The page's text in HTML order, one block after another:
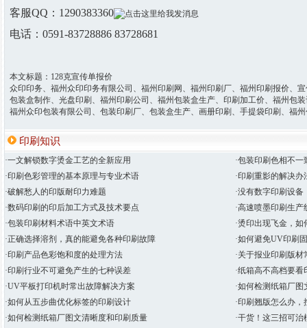
客服QQ：1290383360
电话：0591-83728886 83728681
本文标题：128克宣传单报价
众印印务、福州众印印务有限公司、福州印刷网、福州印刷厂、福州印刷报价、
包装盒制作、光盘印刷、福州印刷公司、福州包装盒生产、印刷加工价、福州包
福州众印包装有限公司、包装印刷厂、包装盒生产、画册印刷、手提袋印刷、福
印刷知识
·一文解锁数字烫金工艺的全新应用
·包装印刷色相不
·印刷色彩管理的基本原理与专业术语
·印刷重影的解决办
·破解愁人的印版耐印力难题
·没有数字印刷设
·数码印刷的印后加工方式及技术要点
·高速喷墨印刷生产
·包装印刷材料术语中英文术语
·烫印出现飞金，如
·正确选择溶剂，真的能避免各种印刷故障
·如何避免UV印刷
·印刷产品色彩饱和度的处理方法
·关于报业印刷版
·印刷行业不可避免产生的七种误差
·纸箱高不高档要
·UV平板打印机时常出故障解决方案
·如何检测纸箱厂
·如何从五步曲优化标签的印刷设计
·印刷翘版怎么办
·如何检测纸箱厂图文清晰度和印刷质量
·干货！这三招可